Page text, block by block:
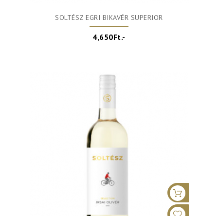
SOLTÉSZ EGRI BIKAVÉR SUPERIOR
4,650Ft.-